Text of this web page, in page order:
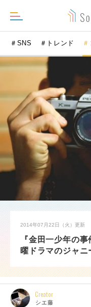
＃SNS ＃トレンド
2014年07月22日（火） 更新
『金田一少年の
曜ドラマのジャニ
Creator
シエ藤